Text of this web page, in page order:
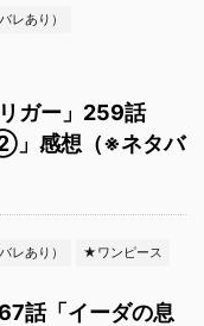
レあり）
ガー」259話
」感想（※ネタバ
レあり） ★ワンピース
話「イーダの息